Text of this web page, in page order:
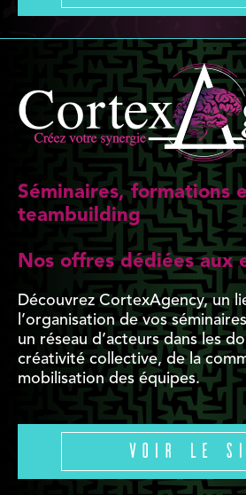
Séminaires, formations
teambuilding
Nos offres dédiées aux
Découvrez CortexAgency, un
l’organisation de vos
un réseau d’acteurs dans les
créativité collective, de la
mobilisation des équipes.
Voir le